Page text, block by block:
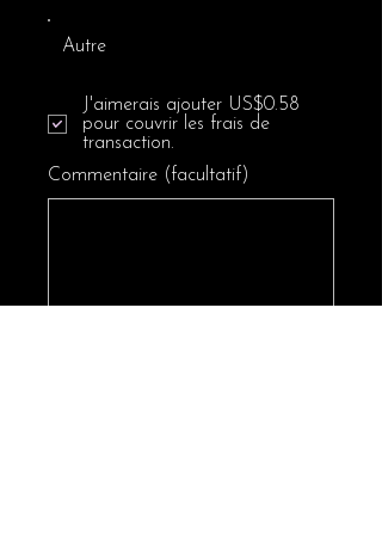
Autre
Commentaire (facultatif)
J'aimerais ajouter US$0.58
pour couvrir les frais de
transaction.